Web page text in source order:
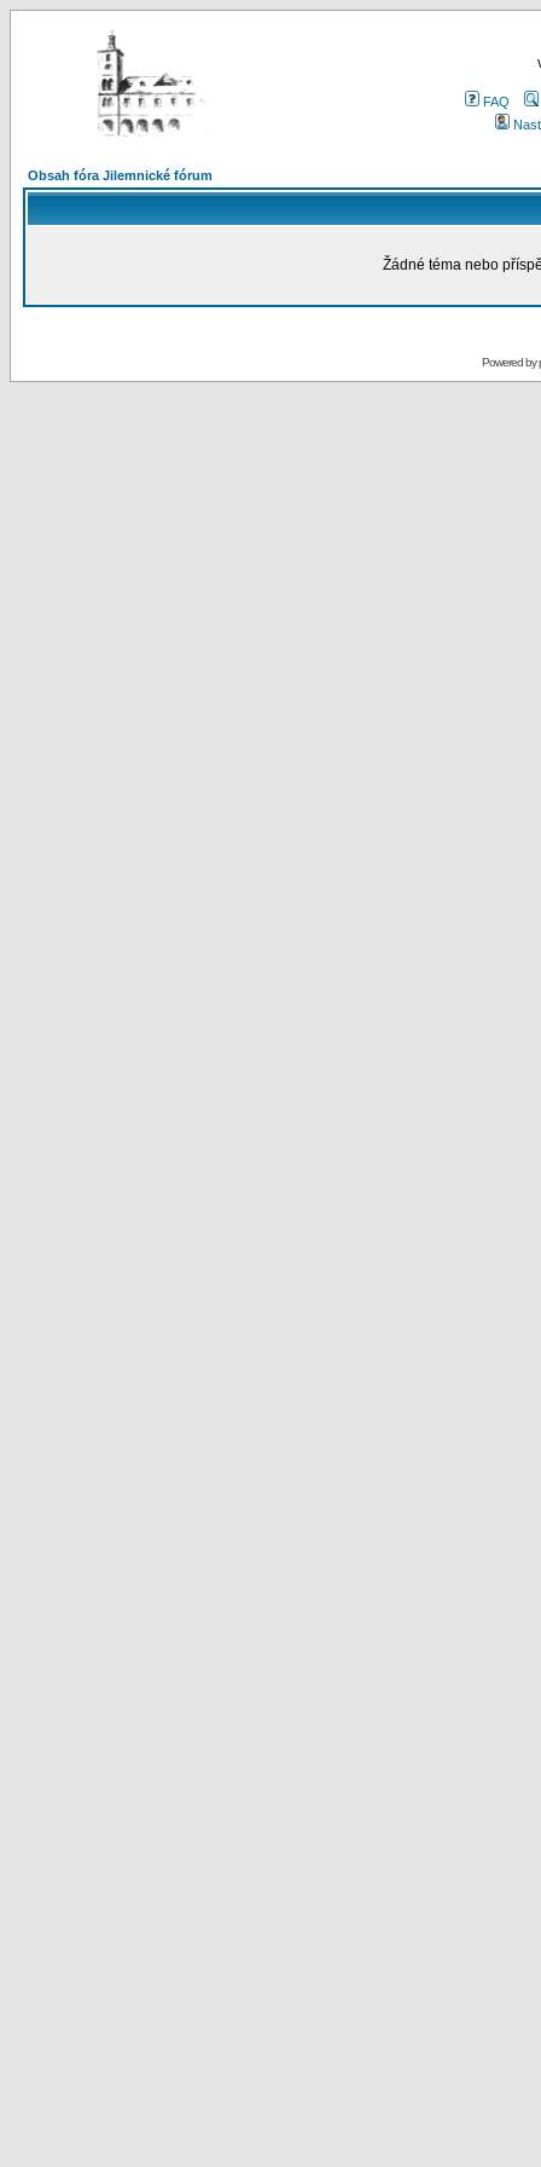
FAQ
Obsah fóra Jilemnické fórum
Žádné téma nebo
Powered by